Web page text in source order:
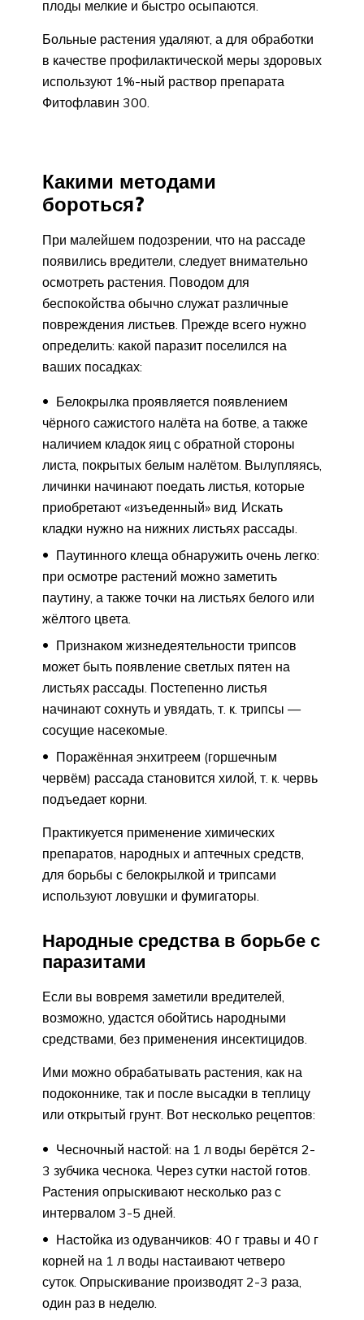
плоды мелкие и быстро осыпаются.
Больные растения удаляют, а для обработки
в качестве профилактической меры здоровых
используют 1%-ный раствор препарата
Фитофлавин 300.
Какими методами
бороться?
При малейшем подозрении, что на рассаде
появились вредители, следует внимательно
осмотреть растения. Поводом для
беспокойства обычно служат различные
повреждения листьев. Прежде всего нужно
определить: какой паразит поселился на
ваших посадках:
Белокрылка проявляется появлением
чёрного сажистого налёта на ботве, а также
наличием кладок яиц с обратной стороны
листа, покрытых белым налётом. Вылупляясь,
личинки начинают поедать листья, которые
приобретают «изъеденный» вид. Искать
кладки нужно на нижних листьях рассады.
Паутинного клеща обнаружить очень легко:
при осмотре растений можно заметить
паутину, а также точки на листьях белого или
жёлтого цвета.
Признаком жизнедеятельности трипсов
может быть появление светлых пятен на
листьях рассады. Постепенно листья
начинают сохнуть и увядать, т. к. трипсы —
сосущие насекомые.
Поражённая энхитреем (горшечным
червём) рассада становится хилой, т. к. червь
подъедает корни.
Практикуется применение химических
препаратов, народных и аптечных средств,
для борьбы с белокрылкой и трипсами
используют ловушки и фумигаторы.
Народные средства в борьбе с
паразитами
Если вы вовремя заметили вредителей,
возможно, удастся обойтись народными
средствами, без применения инсектицидов.
Ими можно обрабатывать растения, как на
подоконнике, так и после высадки в теплицу
или открытый грунт. Вот несколько рецептов:
Чесночный настой: на 1 л воды берётся 2-
3 зубчика чеснока. Через сутки настой готов.
Растения опрыскивают несколько раз с
интервалом 3-5 дней.
Настойка из одуванчиков: 40 г травы и 40 г
корней на 1 л воды настаивают четверо
суток. Опрыскивание производят 2-3 раза,
один раз в неделю.